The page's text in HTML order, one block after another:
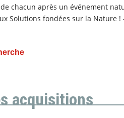
chacun après un événement
Solutions fondées sur la Nature !
acquisitions